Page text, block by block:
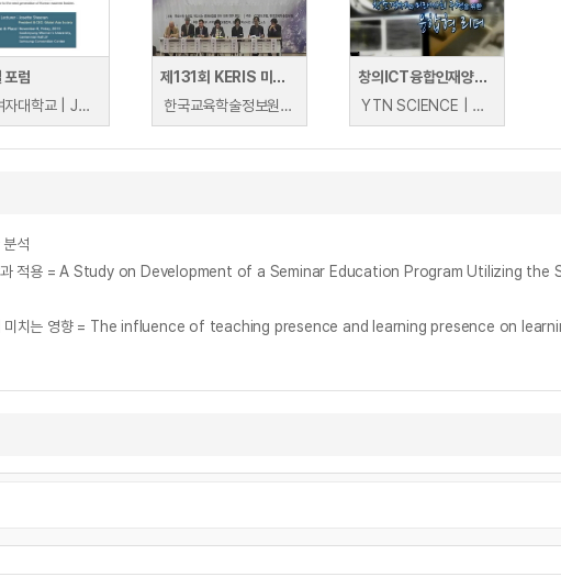
포럼
숙명여자대학교 | Josette Sheeran
제131회 KERIS 미래교육포럼
한국교육학술정보원 | 정종욱(브레이너리), 허병두(숭문고등학교), 남궁문(원광디지털대학교), 허운나(ICT공유포럼), 김진숙(한국교육학술정보원)
창의ICT융합인재양성포럼
YTN SCIENCE | YTN SCIENCE
석
향에 미치는 영향 = The influence of teaching presence and learning presence on